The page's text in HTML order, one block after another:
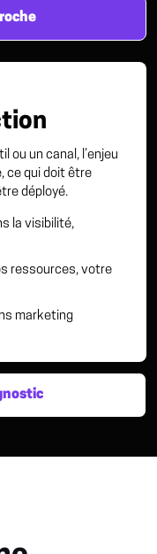
ou un canal, l’enjeu
ce qui doit être
déployé.
la visibilité,
ressources, votre
marketing